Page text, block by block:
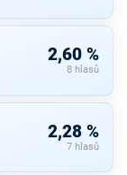
2,60 %
8 hlasů
2,28 %
7 hlasů